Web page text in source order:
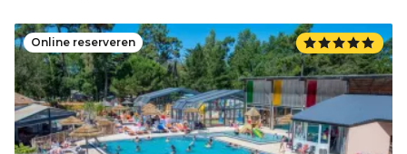
Online reserveren